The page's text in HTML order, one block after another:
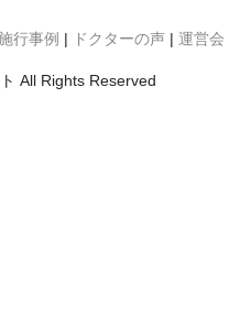
行事例 | ドクターの声 | 運営会
All Rights Reserved